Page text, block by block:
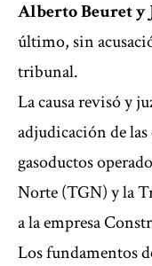
Alberto Beuret
último, sin
tribunal.
La causa revisó y
adjudicación de
gasoductos
Norte (TGN) y la
a la empresa
Los fundamentos